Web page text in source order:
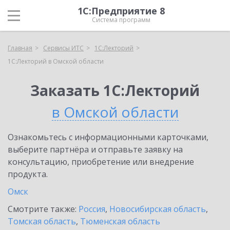
1С:Предприятие 8
Система программ
Главная Сервисы ИТС
1С:Лекторий
1С:Лекторий в Омской области
Заказать 1С:Лекторий
в Омской области
Ознакомьтесь с информационными карточками,
выберите партнёра и отправьте заявку на
консультацию, приобретение или внедрение
продукта.
Омск
Смотрите также: Россия, Новосибирская область,
Томская область, Тюменская область